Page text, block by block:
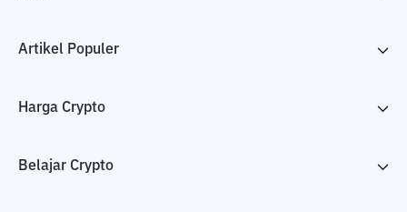
Artikel Populer
Harga Crypto
Belajar Crypto